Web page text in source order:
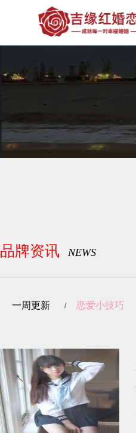
品牌资讯 NEWS
一周更新 恋爱小技巧